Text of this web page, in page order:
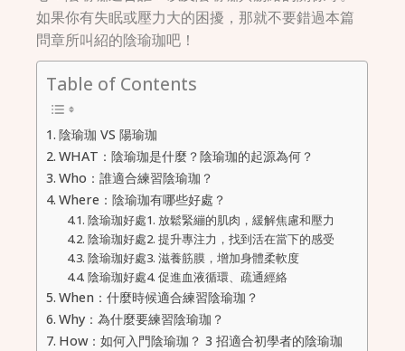
如果你有失眠或壓力大的困擾，那就不要錯過本篇
問章所叫紹的陰瑜珈吧！
Table of Contents
陰瑜珈 VS 陽瑜珈
WHAT：陰瑜珈是什麼？陰瑜珈的起源為何？
Who：誰適合練習陰瑜珈？
Where：陰瑜珈有哪些好處？
陰瑜珈好處1. 放鬆緊繃的肌肉，緩解焦慮和壓力
陰瑜珈好處2. 提升專注力，找到活在當下的感受
陰瑜珈好處3. 滋養筋膜，增加身體柔軟度
陰瑜珈好處4. 促進血液循環、疏通經絡
When：什麼時候適合練習陰瑜珈？
Why：為什麼要練習陰瑜珈？
How：如何入門陰瑜珈？ 3 招適合初學者的陰瑜珈